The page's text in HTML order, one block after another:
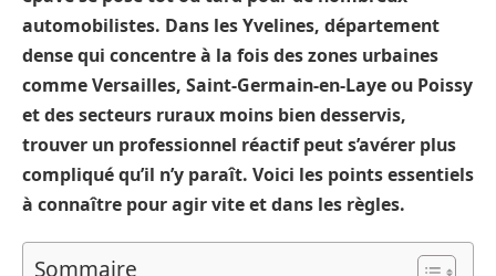
automobilistes. Dans les Yvelines, département
dense qui concentre à la fois des zones urbaines
comme Versailles, Saint-Germain-en-Laye ou Poissy
et des secteurs ruraux moins bien desservis,
trouver un professionnel réactif peut s’avérer plus
compliqué qu’il n’y paraît. Voici les points essentiels
à connaître pour agir vite et dans les règles.
Sommaire